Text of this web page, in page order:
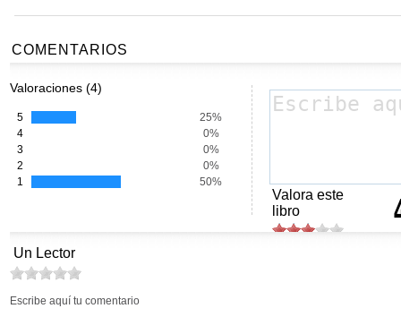
COMENTARIOS
Valoraciones (4)
5
25%
4
0%
3
0%
2
0%
1
50%
Valora este
libro
Un Lector
Escribe aquí tu comentario